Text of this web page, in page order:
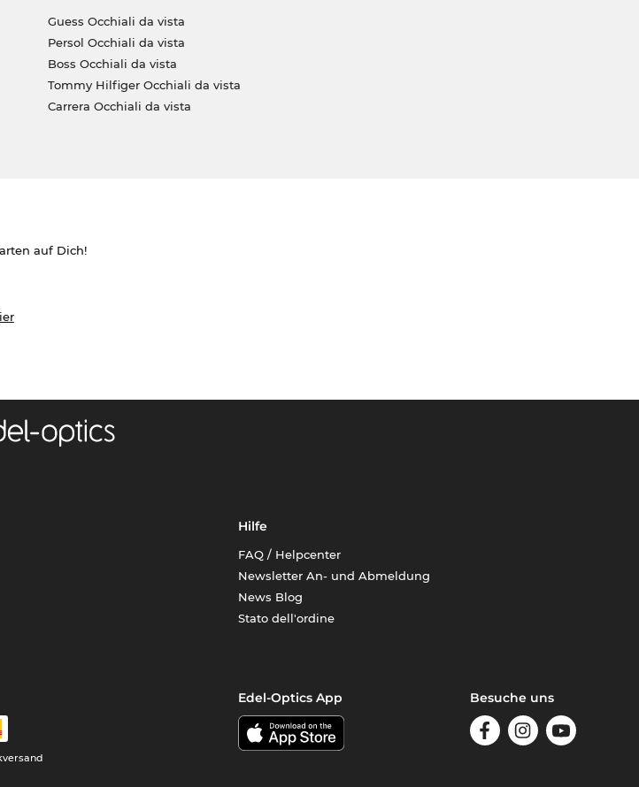
Guess Occhiali da vista
Persol Occhiali da vista
Boss Occhiali da vista
Tommy Hilfiger Occhiali da vista
Carrera Occhiali da vista
auf Dich!
Hilfe
FAQ / Helpcenter
Newsletter An- und Abmeldung
News Blog
Stato dell'ordine
Edel-Optics App Besuche uns